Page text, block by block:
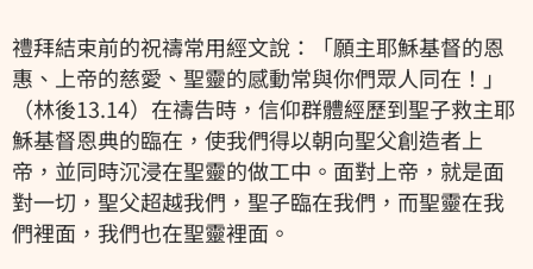
禮拜結束前的祝禱常用經文說：「願主耶穌基督的恩
惠、上帝的慈愛、聖靈的感動常與你們眾人同在！」
（林後13.14）在禱告時，信仰群體經歷到聖子救主耶
穌基督恩典的臨在，使我們得以朝向聖父創造者上
帝，並同時沉浸在聖靈的做工中。面對上帝，就是面
對一切，聖父超越我們，聖子臨在我們，而聖靈在我
們裡面，我們也在聖靈裡面。